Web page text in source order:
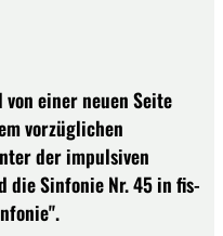
von einer neuen Seite
vorzüglichen
der impulsiven
die Sinfonie Nr. 45 in fis-